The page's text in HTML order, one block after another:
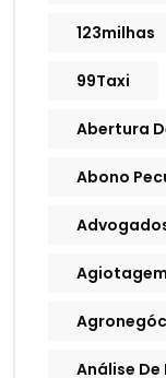
123milhas
99Taxi
Abertura
Abono
Agiotagem
Análise De